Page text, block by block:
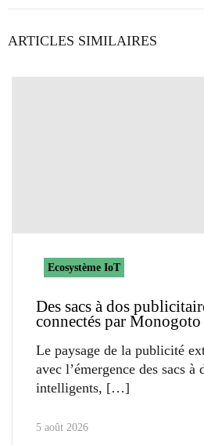
ARTICLES SIMILAIRES
Ecosystème IoT
Des sacs à dos
connectés par Monogoto
Le paysage de la publicité
avec l’émergence des sacs
intelligents,
5 août 2026